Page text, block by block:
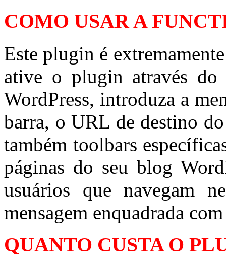
COMO USAR A
Este plugin é
ative o plugin através
WordPress, introduza a
barra, o URL de destino
também toolbars
páginas do seu blog
usuários que navegam
mensagem enquadrada
QUANTO CUSTA O